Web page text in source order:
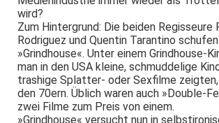
wird?
Zum Hintergrund: Die beiden Regisseure
Rodriguez und Quentin Tarantino
»Grindhouse«. Unter einem Grindhouse-
man in den USA kleine, schmuddelige
trashige Splatter- oder Sexfilme
den 70ern. Üblich waren auch »Double-
zwei Filme zum Preis von einem.
»Grindhouse« versucht nun in